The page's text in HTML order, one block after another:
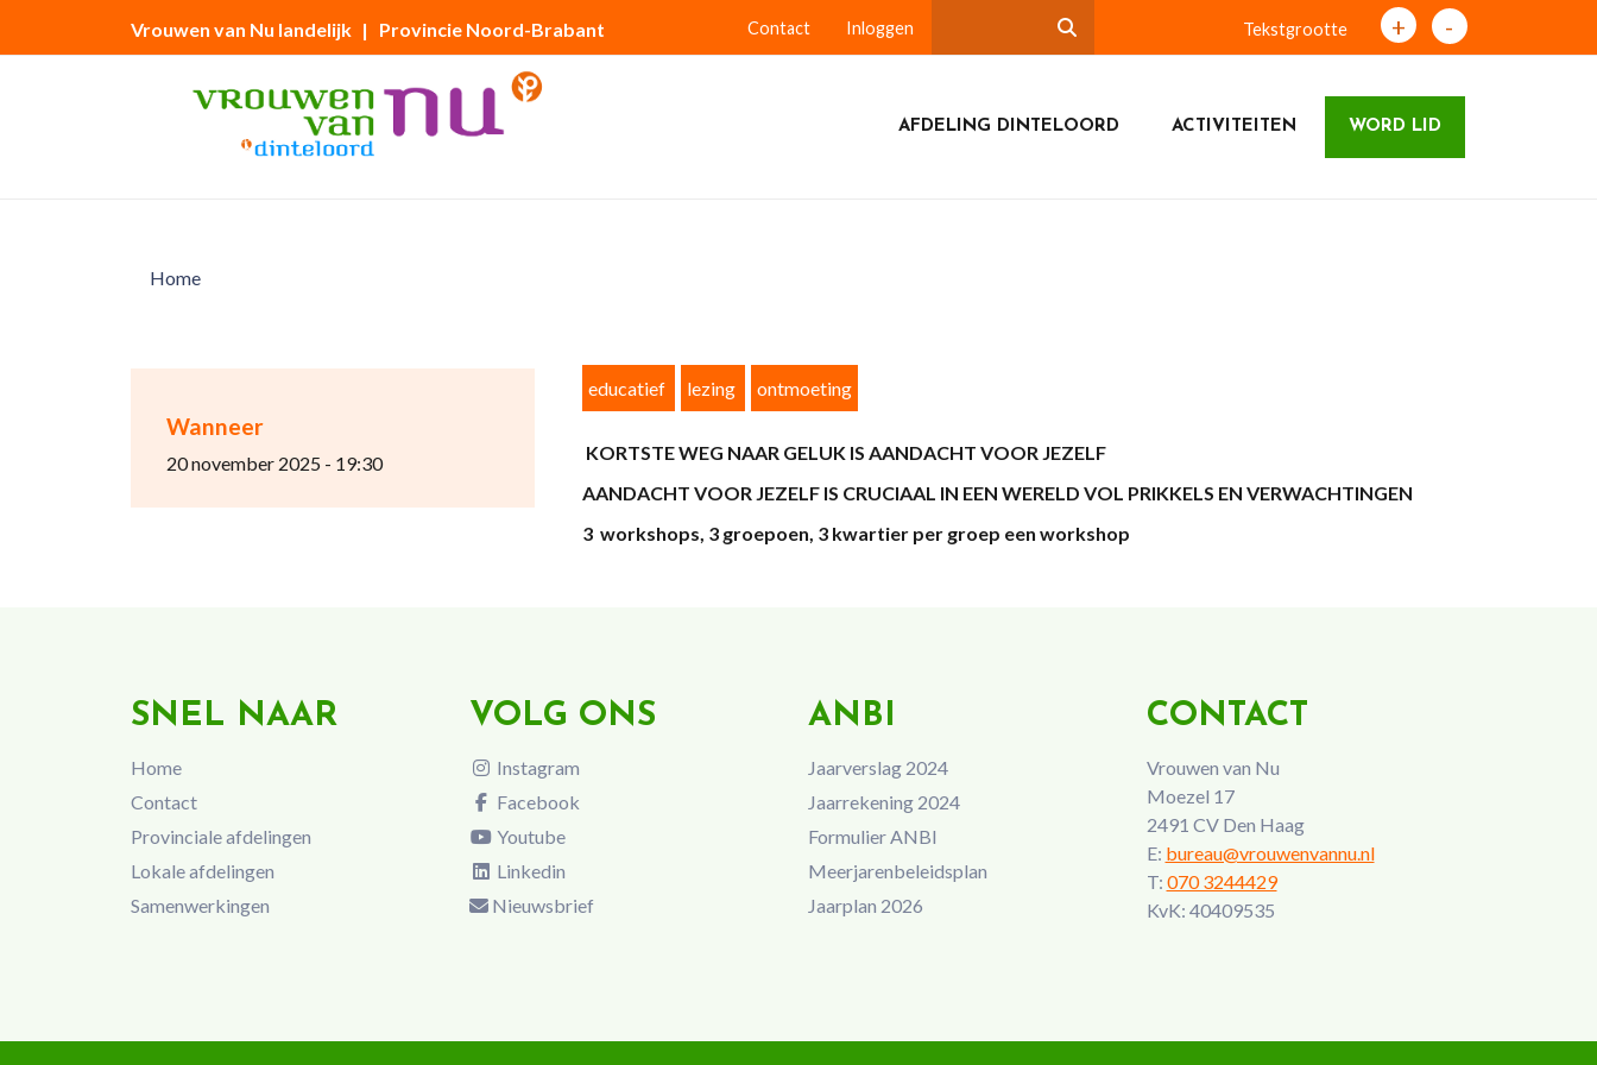
Vrouwen van Nu landelijk | Provincie Noord-Brabant Contact Inloggen Tekstgrootte + -
AFDELING DINTELOORD ACTIVITEITEN WORD LID
Home
Wanneer
20 november 2025 - 19:30
educatief lezing ontmoeting
KORTSTE WEG NAAR GELUK IS AANDACHT VOOR JEZELF
AANDACHT VOOR JEZELF IS CRUCIAAL IN EEN WERELD VOL PRIKKELS EN VERWACHTINGEN
3 workshops, 3 groepoen, 3 kwartier per groep een workshop
SNEL NAAR
Home
Contact
Provinciale afdelingen
Lokale afdelingen
Samenwerkingen
VOLG ONS
Instagram
Facebook
Youtube
Linkedin
Nieuwsbrief
ANBI
Jaarverslag 2024
Jaarrekening 2024
Formulier ANBI
Meerjarenbeleidsplan
Jaarplan 2026
CONTACT
Vrouwen van Nu
Moezel 17
2491 CV Den Haag
E: bureau@vrouwenvannu.nl
T: 070 3244429
KvK: 40409535